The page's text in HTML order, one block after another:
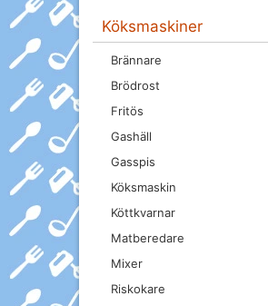
Köksmaskiner
Brännare
Brödrost
Fritös
Gashäll
Gasspis
Köksmaskin
Köttkvarnar
Matberedare
Mixer
Riskokare